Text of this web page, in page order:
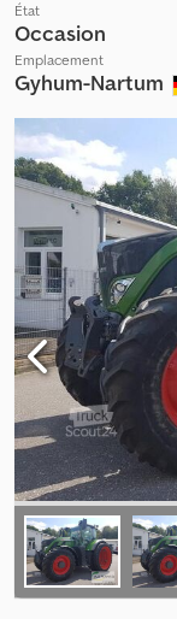
État
Occasion
Emplacement
Gyhum-Nartum